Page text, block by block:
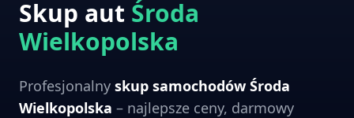
Skup aut Środa
Wielkopolska
Profesjonalny skup samochodów Środa
Wielkopolska – najlepsze ceny, darmowy